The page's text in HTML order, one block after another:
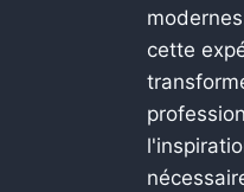
cette